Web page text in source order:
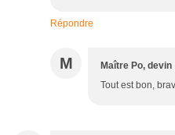
Répondre
M Maître Po, devin
Tout est bon,